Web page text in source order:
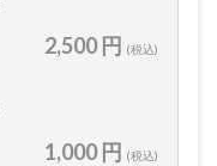
2,500 円 (税込)
1,000 円 (税込)